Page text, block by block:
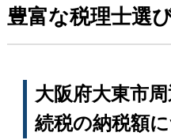
豊富な税理士選
大阪府大東市
続税の納税額